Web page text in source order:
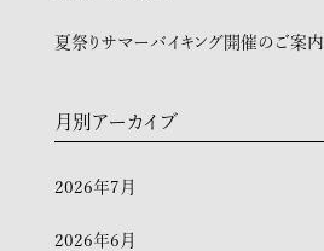
夏祭りサマーバイキング開催のご案内
月別アーカイブ
2026年7月
2026年6月